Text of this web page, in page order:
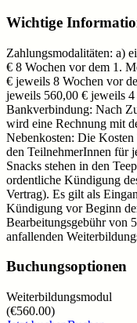
Wichtige
Zahlungsmodalitäten: a)
€ 8 Wochen vor dem 1.
€ jeweils 8 Wochen vor
jeweils 560,00 € jeweils
Bankverbindung: Nach
wird eine Rechnung mit
Nebenkosten: Die
den TeilnehmerInnen für
Snacks stehen in den
ordentliche Kündigung
Vertrag). Es gilt als
Kündigung vor Beginn
Bearbeitungsgebühr von
anfallenden
Buchungsoptionen
Weiterbildungsmodul
(€560.00)